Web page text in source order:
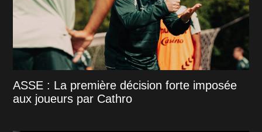
ASSE : La première décision forte imposée
aux joueurs par Cathro